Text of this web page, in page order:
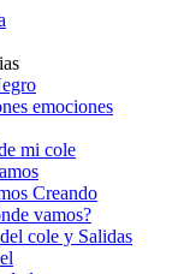
emociones
mi cole
Creando
vamos?
cole y Salidas